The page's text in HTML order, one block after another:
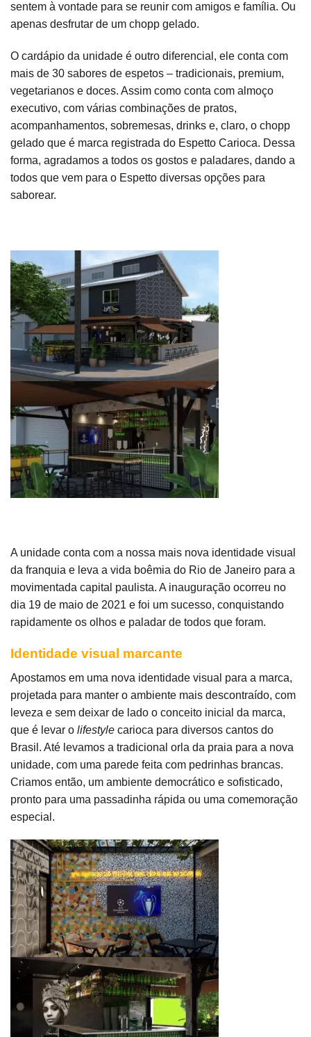
sentem à vontade para se reunir com amigos e família. Ou
apenas desfrutar de um chopp gelado.
O cardápio da unidade é outro diferencial, ele conta com
mais de 30 sabores de espetos – tradicionais, premium,
vegetarianos e doces. Assim como conta com almoço
executivo, com várias combinações de pratos,
acompanhamentos, sobremesas, drinks e, claro, o chopp
gelado que é marca registrada do Espetto Carioca. Dessa
forma, agradamos a todos os gostos e paladares, dando a
todos que vem para o Espetto diversas opções para
saborear.
A unidade conta com a nossa mais nova identidade visual
da franquia e leva a vida boêmia do Rio de Janeiro para a
movimentada capital paulista. A inauguração ocorreu no
dia 19 de maio de 2021 e foi um sucesso, conquistando
rapidamente os olhos e paladar de todos que foram.
Identidade visual marcante
Apostamos em uma nova identidade visual para a marca,
projetada para manter o ambiente mais descontraído, com
leveza e sem deixar de lado o conceito inicial da marca,
que é levar o lifestyle carioca para diversos cantos do
Brasil. Até levamos a tradicional orla da praia para a nova
unidade, com uma parede feita com pedrinhas brancas.
Criamos então, um ambiente democrático e sofisticado,
pronto para uma passadinha rápida ou uma comemoração
especial.